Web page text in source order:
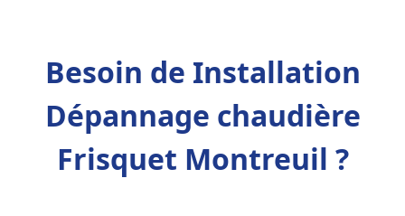
Besoin de Installation
Dépannage chaudière
Frisquet Montreuil ?